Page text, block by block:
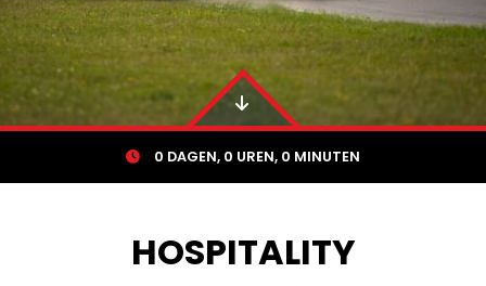
0 DAGEN, 0 UREN, 0 MINUTEN
HOSPITALITY